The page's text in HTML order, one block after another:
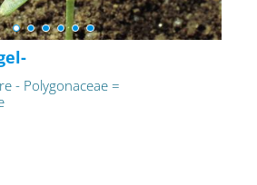
- Polygonaceae =